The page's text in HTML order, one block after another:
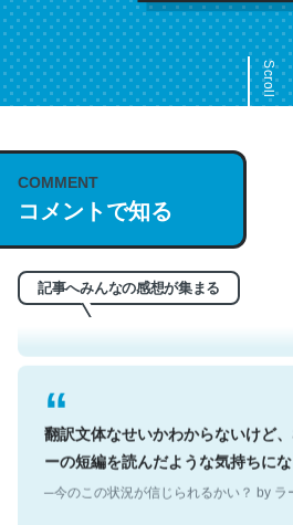
Scroll
COMMENT
コメントで知る
記事へみんなの感想が集まる
これは名文。彼はとてもクレバー
う。英語少しでも読める人は原文も
れ好き。Let’s Fucking Go. Then
─今のこの状況が信じられるかい？ by ラ
翻訳文体なせいかわからないけど
ーの短編を読んだような気持ちにな